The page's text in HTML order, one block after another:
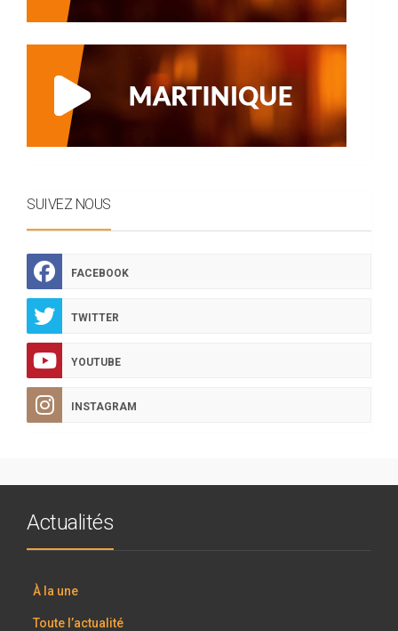
SUIVEZ NOUS
FACEBOOK
TWITTER
YOUTUBE
INSTAGRAM
Actualités
À la une
Toute l’actualité